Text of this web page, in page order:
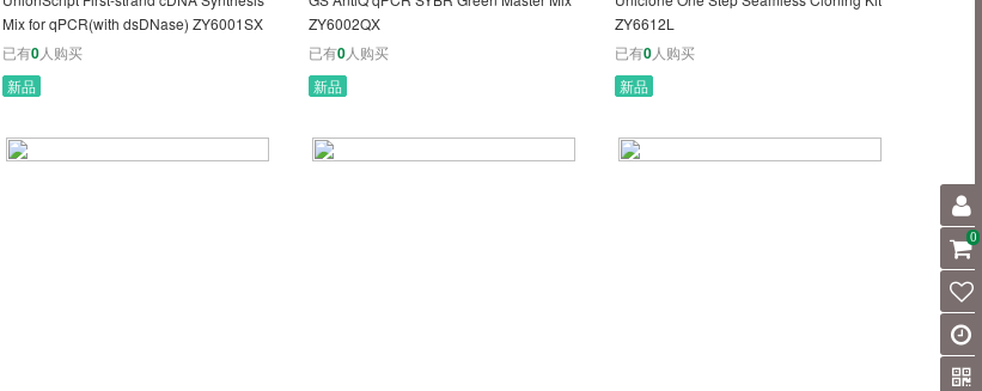
Mix for qPCR(with dsDNase) ZY6001SX
已有0人购买
新品
ZY6002QX
已有0人购买
新品
ZY6612L
已有0人购买
新品
0